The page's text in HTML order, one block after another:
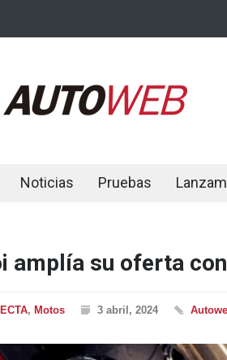
Noticias Pruebas
amplía su oferta
, Motos 3 abril, 2024